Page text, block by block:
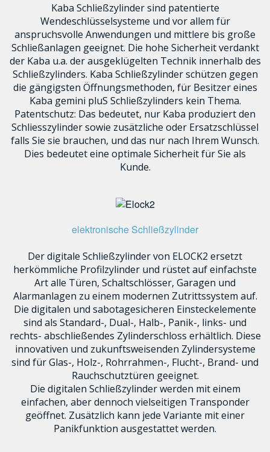
Kaba Schließzylinder sind patentierte
Wendeschlüsselsysteme und vor allem für
anspruchsvolle Anwendungen und mittlere bis große
Schließanlagen geeignet. Die hohe Sicherheit verdankt
der Kaba u.a. der ausgeklügelten Technik innerhalb des
Schließzylinders. Kaba Schließzylinder schützen gegen
die gängigsten Öffnungsmethoden, für Besitzer eines
Kaba gemini pluS Schließzylinders kein Thema.
Patentschutz: Das bedeutet, nur Kaba produziert den
Schliesszylinder sowie zusätzliche oder Ersatzschlüssel
falls Sie sie brauchen, und das nur nach Ihrem Wunsch.
Dies bedeutet eine optimale Sicherheit für Sie als
Kunde.
elektronische Schließzylinder
Der digitale Schließzylinder von ELOCK2 ersetzt
herkömmliche Profilzylinder und rüstet auf einfachste
Art alle Türen, Schaltschlösser, Garagen und
Alarmanlagen zu einem modernen Zutrittssystem auf.
Die digitalen und sabotagesicheren Einsteckelemente
sind als Standard-, Dual-, Halb-, Panik-, links- und
rechts- abschließendes Zylinderschloss erhältlich. Diese
innovativen und zukunftsweisenden Zylindersysteme
sind für Glas-, Holz-, Rohrrahmen-, Flucht-, Brand- und
Rauchschutztüren geeignet.
Die digitalen Schließzylinder werden mit einem
einfachen, aber dennoch vielseitigen Transponder
geöffnet. Zusätzlich kann jede Variante mit einer
Panikfunktion ausgestattet werden.